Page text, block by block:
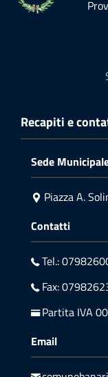
Recapiti e
Sede
Piazza A.
Contatti
Tel.:
Fax:
Partita IVA
Email